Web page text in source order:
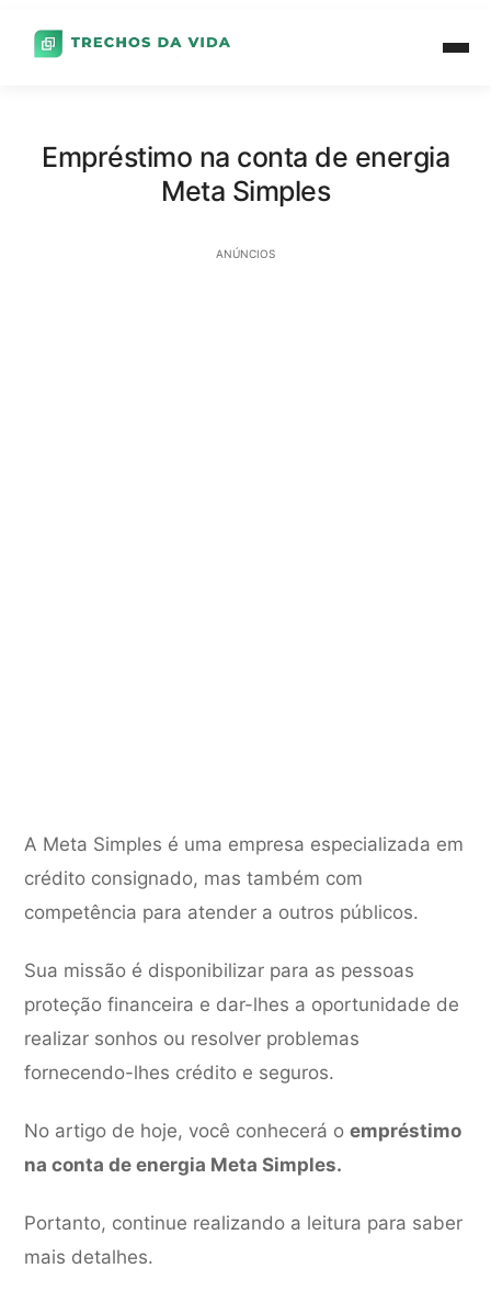
Empréstimo na conta de energia
Meta Simples
ANÚNCIOS
A Meta Simples é uma empresa especializada em
crédito consignado, mas também com
competência para atender a outros públicos.
Sua missão é disponibilizar para as pessoas
proteção financeira e dar-lhes a oportunidade de
realizar sonhos ou resolver problemas
fornecendo-lhes crédito e seguros.
No artigo de hoje, você conhecerá oempréstimo
na conta de energia Meta Simples.
Portanto, continue realizando a leitura para saber
mais detalhes.